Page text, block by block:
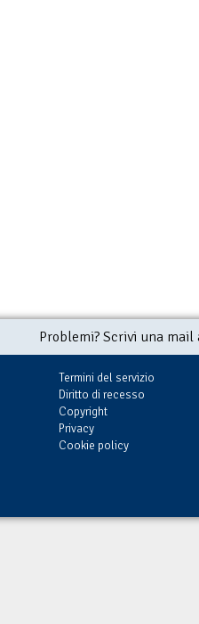
Problemi? Scrivi una
Termini del servizio
Diritto di recesso
Copyright
Privacy
Cookie policy